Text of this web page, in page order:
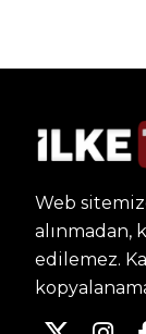
Web
alınmadan,
edilemez.